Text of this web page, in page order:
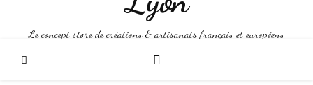
Le concept store de créations & artisanats français et européens